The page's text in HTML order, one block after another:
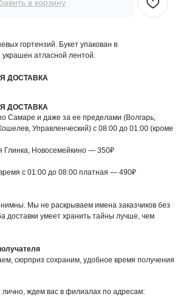
в корзину
гортензий. Букет упакован в
украшен атласной лентой.
ДОСТАВКА
ДОСТАВКА
Самаре и даже за ее пределами (Волгарь,
Управленческий) с 08:00 до 01:00 (кроме
Глинка, Новосемейкино — 350₽
с 01:00 до 08:00 платная — 490₽
Мы не раскрываем имена заказчиков без
доставки умеет хранить тайны лучше, чем
сюрприз сохраним, удобное время получения
лично, ждем вас в филиалах по адресам: